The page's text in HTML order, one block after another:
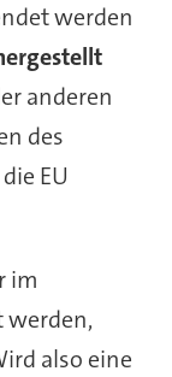
werden
anderen
des
EU
im
werden,
also eine